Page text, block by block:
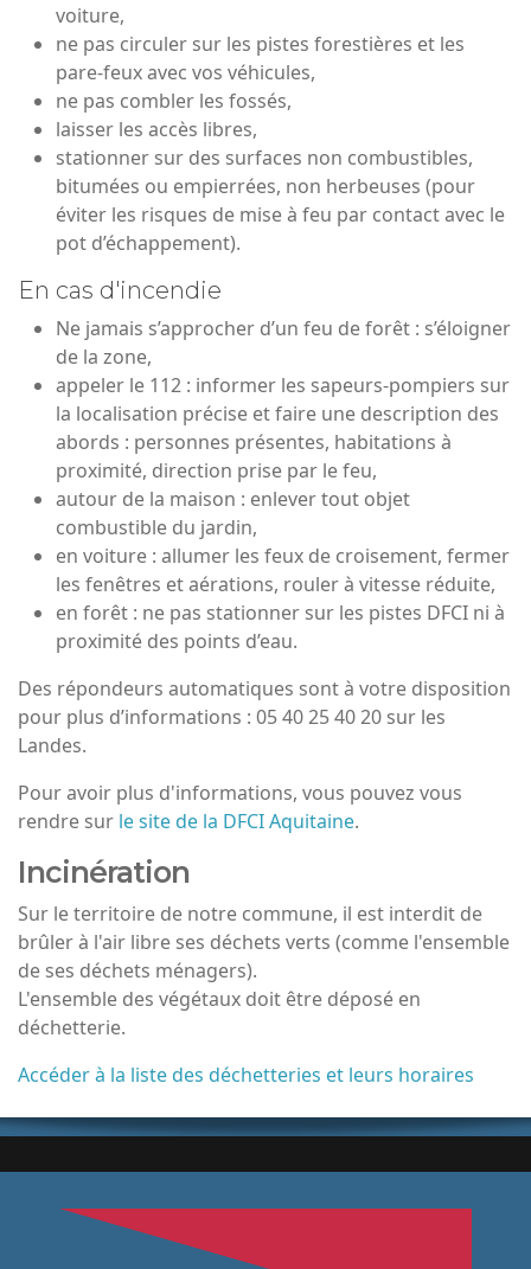
voiture,
ne pas circuler sur les pistes forestières et les
pare-feux avec vos véhicules,
ne pas combler les fossés,
laisser les accès libres,
stationner sur des surfaces non combustibles,
bitumées ou empierrées, non herbeuses (pour
éviter les risques de mise à feu par contact avec le
pot d’échappement).
En cas d'incendie
Ne jamais s’approcher d’un feu de forêt : s’éloigner
de la zone,
appeler le 112 : informer les sapeurs-pompiers sur
la localisation précise et faire une description des
abords : personnes présentes, habitations à
proximité, direction prise par le feu,
autour de la maison : enlever tout objet
combustible du jardin,
en voiture : allumer les feux de croisement, fermer
les fenêtres et aérations, rouler à vitesse réduite,
en forêt : ne pas stationner sur les pistes DFCI ni à
proximité des points d’eau.
Des répondeurs automatiques sont à votre disposition
pour plus d’informations : 05 40 25 40 20 sur les
Landes.
Pour avoir plus d'informations, vous pouvez vous
rendre sur le site de la DFCI Aquitaine.
Incinération
Sur le territoire de notre commune, il est interdit de
brûler à l'air libre ses déchets verts (comme l'ensemble
de ses déchets ménagers).
L'ensemble des végétaux doit être déposé en
déchetterie.
Accéder à la liste des déchetteries et leurs horaires